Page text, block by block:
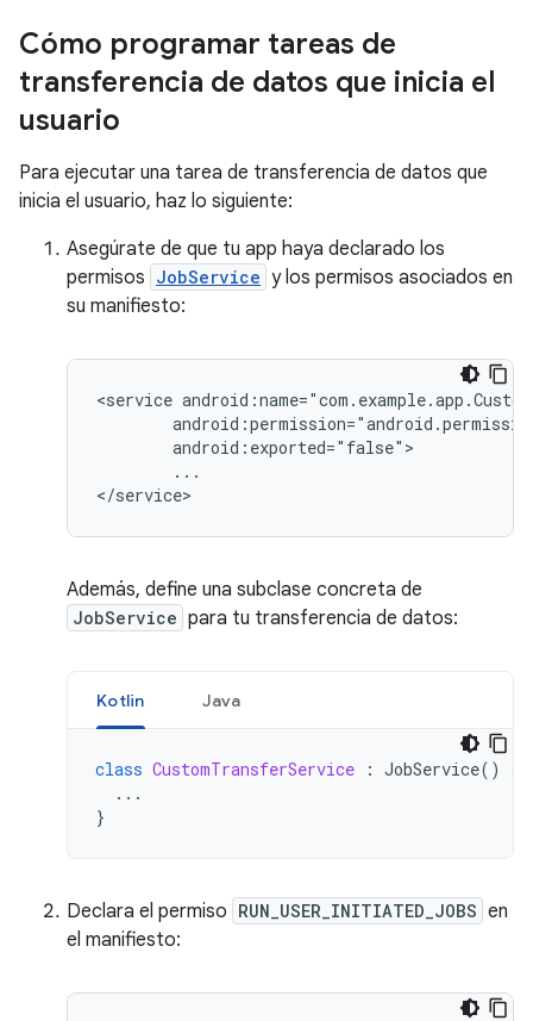
Cómo programar tareas de
transferencia de datos que inicia el
usuario
Para ejecutar una tarea de transferencia de datos que
inicia el usuario, haz lo siguiente:
Asegúrate de que tu app haya declarado los
permisos JobService y los permisos asociados en
su manifiesto:
<service
...
Además, define una subclase concreta de
JobService para tu transferencia de datos:
Kotlin Java
class CustomTransferService : JobService()
{
...
}
Declara el permiso RUN_USER_INITIATED_JOBS en
el manifiesto: